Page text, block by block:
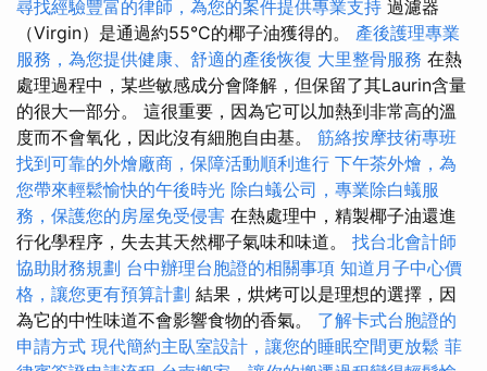
尋找經驗豐富的律師，為您的案件提供專業支持 過濾器
（Virgin）是通過約55°C的椰子油獲得的。 產後護理專業
服務，為您提供健康、舒適的產後恢復 大里整骨服務 在熱
處理過程中，某些敏感成分會降解，但保留了其Laurin含量
的很大一部分。 這很重要，因為它可以加熱到非常高的溫
度而不會氧化，因此沒有細胞自由基。 筋絡按摩技術專班
找到可靠的外燴廠商，保障活動順利進行 下午茶外燴，為
您帶來輕鬆愉快的午後時光 除白蟻公司，專業除白蟻服
務，保護您的房屋免受侵害 在熱處理中，精製椰子油還進
行化學程序，失去其天然椰子氣味和味道。 找台北會計師
協助財務規劃 台中辦理台胞證的相關事項 知道月子中心價
格，讓您更有預算計劃 結果，烘烤可以是理想的選擇，因
為它的中性味道不會影響食物的香氣。 了解卡式台胞證的
申請方式 現代簡約主臥室設計，讓您的睡眠空間更放鬆 菲